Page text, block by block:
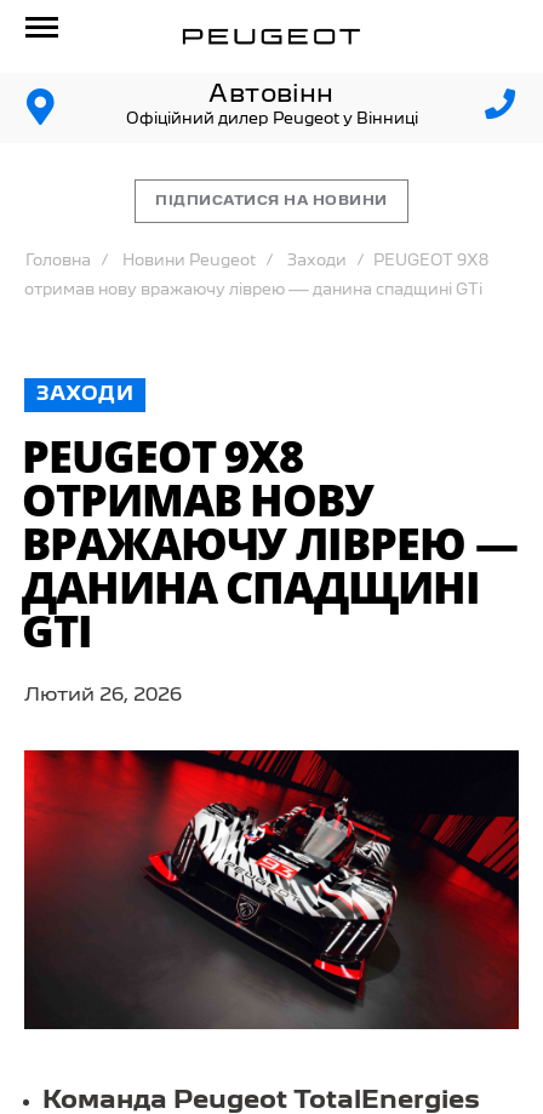
Автовінн
Офіційний дилер Peugeot у Вінниці
ПІДПИСАТИСЯ НА НОВИНИ
Головна Новини Peugeot Заходи PEUGEOT 9X8
отримав нову вражаючу ліврею — данина спадщині GTi
ЗАХОДИ
PEUGEOT 9X8
ОТРИМАВ НОВУ
ВРАЖАЮЧУ ЛІВРЕЮ —
ДАНИНА СПАДЩИНІ
GTI
Лютий 26, 2026
Команда Peugeot TotalEnergies